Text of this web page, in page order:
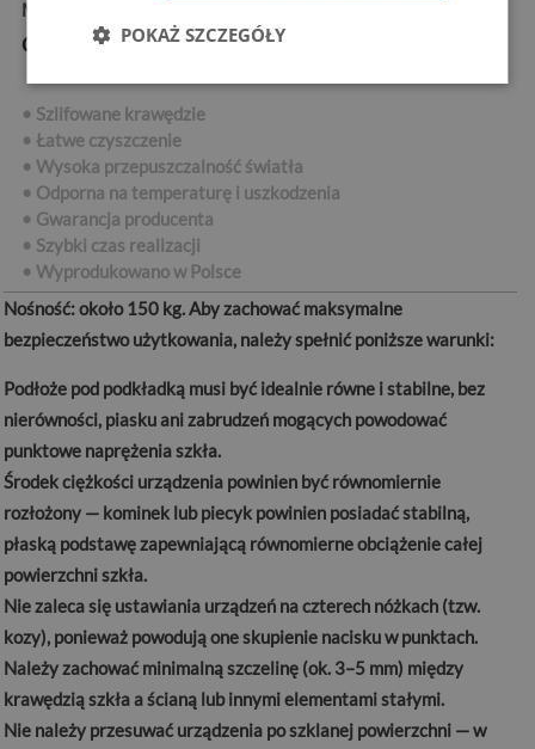
MATERIAŁ:
Cechy produktu
• Szlifowane krawędzie
• Łatwe czyszczenie
• Wysoka przepuszczalność światła
• Odporna na temperaturę i uszkodzenia
• Gwarancja producenta
• Szybki czas realizacji
• Wyprodukowano w Polsce
Nośność:około 150 kg. Aby zachować maksymalne
bezpieczeństwo użytkowania, należy spełnić poniższe warunki:
Podłoże pod podkładką musi być idealnie równe i stabilne, bez
nierówności, piasku ani zabrudzeń mogących powodować
punktowe naprężenia szkła.
Środek ciężkości urządzenia powinien być równomiernie
rozłożony — kominek lub piecyk powinien posiadać stabilną,
płaską podstawę zapewniającą równomierne obciążenie całej
powierzchni szkła.
Nie zaleca się ustawiania urządzeń na czterech nóżkach (tzw.
kozy), ponieważ powodują one skupienie nacisku w punktach.
Należy zachować minimalną szczelinę (ok. 3–5 mm) między
krawędzią szkła a ścianą lub innymi elementami stałymi.
Nie należy przesuwać urządzenia po szklanej powierzchni — w
POKAŻ SZCZEGÓŁY